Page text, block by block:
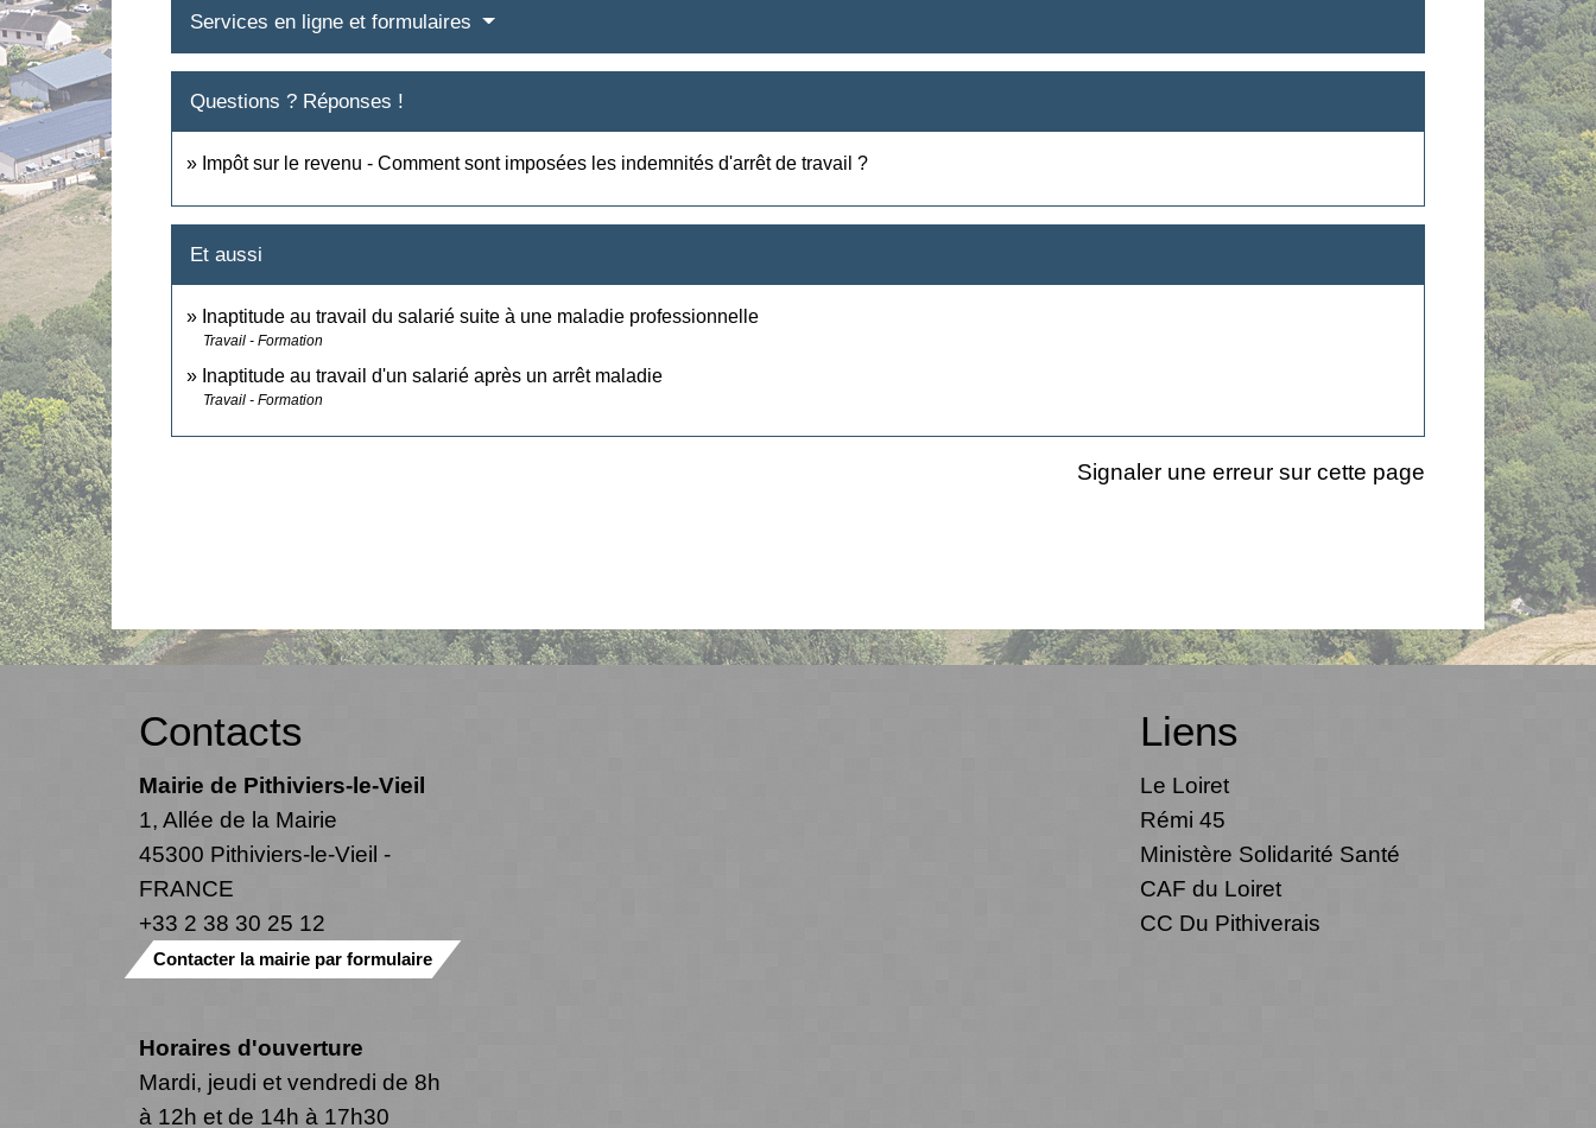
Services en ligne et formulaires
Questions ? Réponses !
Impôt sur le revenu - Comment sont imposées les indemnités d'arrêt de travail ?
Et aussi
Inaptitude au travail du salarié suite à une maladie professionnelle
Travail - Formation
Inaptitude au travail d'un salarié après un arrêt maladie
Travail - Formation
Signaler une erreur sur cette page
Contacts
Mairie de Pithiviers-le-Vieil
1, Allée de la Mairie
45300 Pithiviers-le-Vieil -
FRANCE
+33 2 38 30 25 12
Contacter la mairie par formulaire
Horaires d'ouverture
Mardi, jeudi et vendredi de 8h
à 12h et de 14h à 17h30
Liens
Le Loiret
Rémi 45
Ministère Solidarité Santé
CAF du Loiret
CC Du Pithiverais